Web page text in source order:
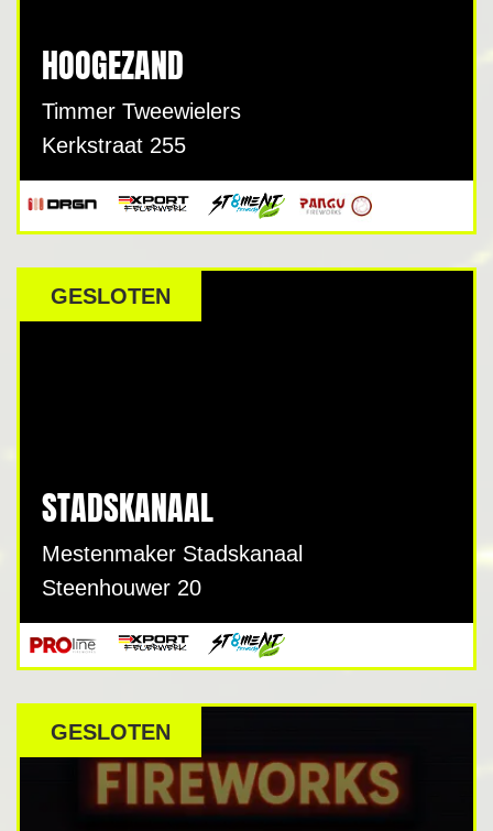
HOOGEZAND
Timmer Tweewielers
Kerkstraat 255
GESLOTEN
STADSKANAAL
Mestenmaker Stadskanaal
Steenhouwer 20
GESLOTEN